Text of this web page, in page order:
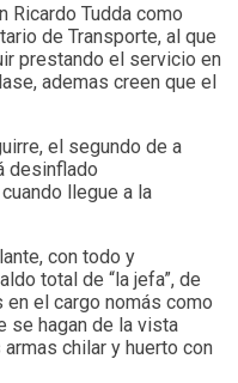
Ricardo Tudda como
de Transporte, al que
prestando el servicio en
ademas creen que el
el segundo de a
desinflado
llegue a la
con todo y
total de “la jefa”, de
el cargo nomás como
se hagan de la vista
chilar y huerto con